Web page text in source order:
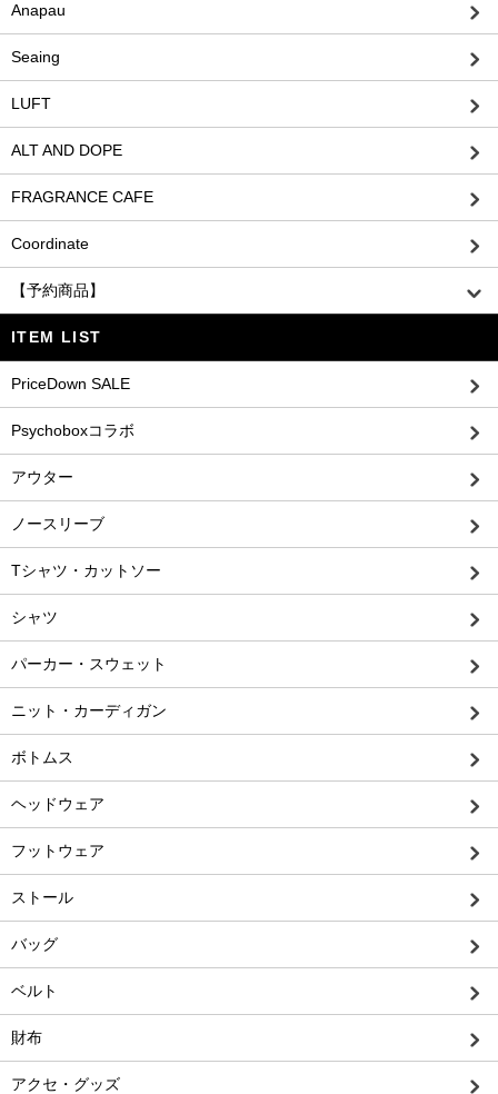
Anapau
Seaing
LUFT
ALT AND DOPE
FRAGRANCE CAFE
Coordinate
【予約商品】
ITEM LIST
PriceDown SALE
Psychoboxコラボ
アウター
ノースリーブ
Tシャツ・カットソー
シャツ
パーカー・スウェット
ニット・カーディガン
ボトムス
ヘッドウェア
フットウェア
ストール
バッグ
ベルト
財布
アクセ・グッズ